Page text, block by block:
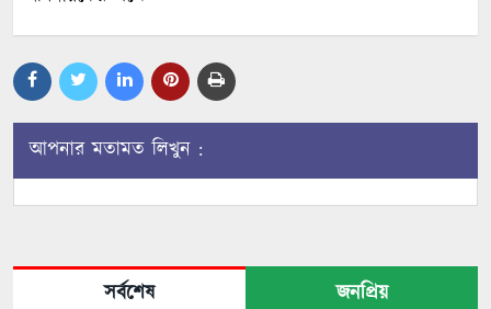
আপনার মতামত লিখুন :
সর্বশেষ
জনপ্রিয়